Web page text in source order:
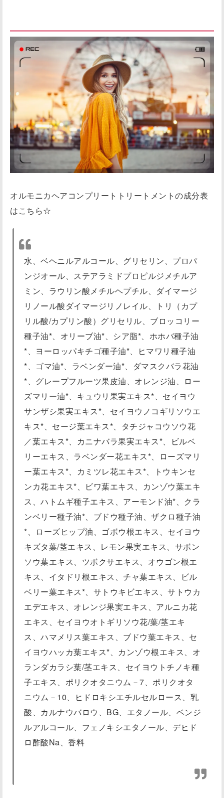
オルモニカヘアコンプリートトリートメントの成分表
はこちら☆
水、ベヘニルアルコール、グリセリン、プロパ
ンジオール、ステアラミドプロピルジメチルア
ミン、ラウリン酸メチルヘプチル、ダイマージ
リノール酸ダイマージリノレイル、トリ（カプ
リル酸/カプリン酸）グリセリル、ブロッコリー
種子油*、オリーブ油*、シア脂*、ホホバ種子油
*、ヨーロッパキチゴ種子油*、ヒマワリ種子油
*、ゴマ油*、ラベンダー油*、ダマスクバラ花油
*、グレープフルーツ果皮油、オレンジ油、ロー
ズマリー油*、キュウリ果実エキス*、セイヨウ
サンザシ果実エキス*、セイヨウノコギリソウエ
キス*、セージ葉エキス*、タチジャコウソウ花
／葉エキス*、カニナバラ果実エキス*、ビルベ
リーエキス、ラベンダー花エキス*、ローズマリ
ー葉エキス*、カミツレ花エキス*、トウキンセ
ンカ花エキス*、ビワ葉エキス、カンゾウ葉エキ
ス、ハトムギ種子エキス、アーモンド油*、クラ
ンベリー種子油*、ブドウ種子油、ザクロ種子油
*、ローズヒップ油、ゴボウ根エキス、セイヨウ
キズタ葉/茎エキス、レモン果実エキス、サボン
ソウ葉エキス、ツボクサエキス、オウゴン根エ
キス、イタドリ根エキス、チャ葉エキス、ビル
ベリー葉エキス*、サトウキビエキス、サトウカ
エデエキス、オレンジ果実エキス、アルニカ花
エキス、セイヨウオトギリソウ花/葉/茎エキ
ス、ハマメリス葉エキス、ブドウ葉エキス、セ
イヨウハッカ葉エキス*、カンゾウ根エキス、オ
ランダカラシ葉/茎エキス、セイヨウトチノキ種
子エキス、ポリクオタニウム－7、ポリクオタ
ニウム－10、ヒドロキシエチルセルロース、乳
酸、カルナウバロウ、BG、エタノール、ベンジ
ルアルコール、フェノキシエタノール、デヒド
ロ酢酸Na、香料